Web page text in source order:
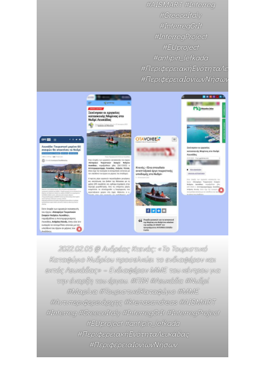
#AISMART #Interreg
#GreeceItaly
#InterregGrIt
#InterregProject
#EUproject
#antipin_lefkada​
#ΠεριφερειακήΕνότηταΛευκάδας​
#ΠεριφέρειαΙονίωνΝήσων​
2022.02.05 @ Ανδρέας Κτενάς: «Το Τουριστικό
Καταφύγιο Νυδρίου προσελκύει το ενδιαφέρον και
εκτός Λευκάδας» – Ενδιαφέρον ΜΜΕ του κέντρου για
την έναρξη του έργου. #ΠΙΝ​ #Λευκάδα​ #Νυδρί
#Μαρίνα #ΤουριστικόΚαταφύγιο #ΜΜΕ
#Αντιπεριφερειάρχης #ktenasandreas #AISMART
#Interreg #GreeceItaly #InterregGrIt #InterregProject
#EUproject #antipin_lefkada​
#ΠεριφερειακήΕνότηταΛευκάδας​
#ΠεριφέρειαΙονίωνΝήσων​